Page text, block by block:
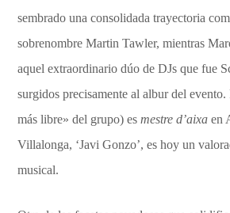
sembrado una consolidada trayectoria
sobrenombre Martin Tawler, mientras
aquel extraordinario dúo de DJs que fue
surgidos precisamente al albur del
más libre» del grupo) esmestre d’aixaen
Villalonga, ‘Javi Gonzo’, es hoy un
musical.